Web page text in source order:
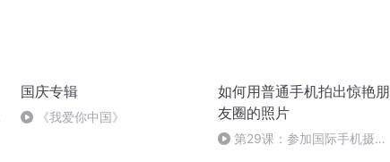
国庆专辑
《我爱你中国》
如何用普通手机拍出惊艳朋
友圈的照片
第29课：参加国际手机摄影